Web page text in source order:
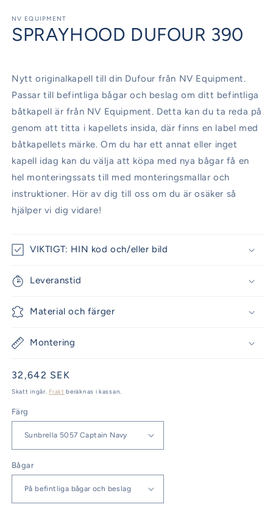
1
i
modalfönster
NV EQUIPMENT
SPRAYHOOD DUFOUR 390
Nytt originalkapell till din Dufour från NV Equipment.
Passar till befintliga bågar och beslag om ditt befintliga
båtkapell är från NV Equipment. Detta kan du ta reda på
genom att titta i kapellets insida, där finns en label med
båtkapellets märke. Om du har ett annat eller inget
kapell idag kan du välja att köpa med nya bågar få en
hel monteringssats till med monteringsmallar och
instruktioner. Hör av dig till oss om du är osäker så
hjälper vi dig vidare!
VIKTIGT: HIN kod och/eller bild
Leveranstid
Material och färger
Montering
Ordinarie
pris
32,642 SEK
Skatt ingår. Frakt beräknas i kassan.
Färg
Bågar